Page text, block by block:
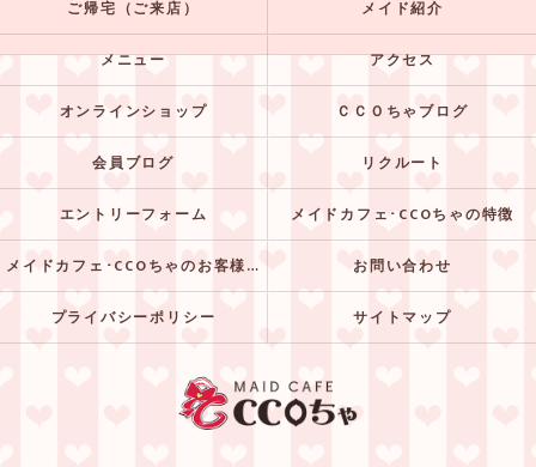
ご帰宅（ご来店） メイド紹介
メニュー アクセス
オンラインショップ ＣＣＯちゃブログ
会員ブログ リクルート
エントリーフォーム メイドカフェ･CCOちゃの特徴
メイドカフェ･CCOちゃのお客様の声 お問い合わせ
プライバシーポリシー サイトマップ